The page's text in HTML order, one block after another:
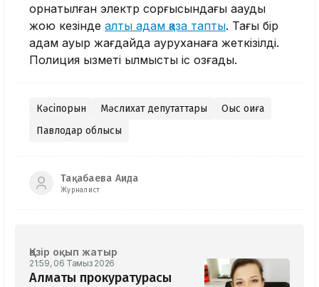
орнатылған электр сорғысындағы ақауды
жою кезінде алты адам қаза тапты. Тағы бір
адам ауыр жағдайда ауруханаға жеткізілді.
Полиция қызметі қылмыстық іс қозғады.
Кәсіпорын Мәслихат депутаттары
Оқыс оқиға
Павлодар облысы
Тақабаева Аида
Журналист
Қазір оқып жатыр
21:59, 06 Тамыз 2026
Алматы прокуратурасы